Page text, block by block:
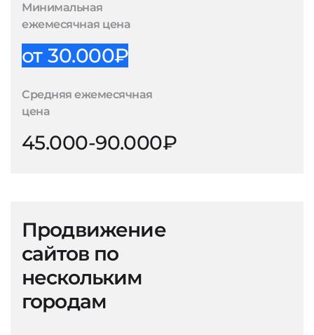
Минимальная
ежемесячная цена
от 30.000₽
Средняя ежемесячная
цена
45.000-90.000₽
Продвижение
сайтов по
нескольким
городам